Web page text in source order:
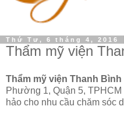
Thứ Tư, 6 tháng 4, 2016
Thẩm mỹ viện
Thẩm mỹ viện Thanh Bình
Phường 1, Quận 5,
hảo cho nhu cầu chăm sóc